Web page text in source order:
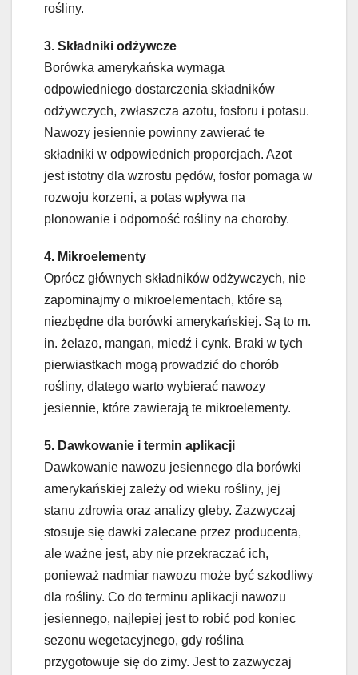
rośliny.
3. Składniki odżywcze
Borówka amerykańska wymaga
odpowiedniego dostarczenia składników
odżywczych, zwłaszcza azotu, fosforu i potasu.
Nawozy jesiennie powinny zawierać te
składniki w odpowiednich proporcjach. Azot
jest istotny dla wzrostu pędów, fosfor pomaga w
rozwoju korzeni, a potas wpływa na
plonowanie i odporność rośliny na choroby.
4. Mikroelementy
Oprócz głównych składników odżywczych, nie
zapominajmy o mikroelementach, które są
niezbędne dla borówki amerykańskiej. Są to m.
in. żelazo, mangan, miedź i cynk. Braki w tych
pierwiastkach mogą prowadzić do chorób
rośliny, dlatego warto wybierać nawozy
jesiennie, które zawierają te mikroelementy.
5. Dawkowanie i termin aplikacji
Dawkowanie nawozu jesiennego dla borówki
amerykańskiej zależy od wieku rośliny, jej
stanu zdrowia oraz analizy gleby. Zazwyczaj
stosuje się dawki zalecane przez producenta,
ale ważne jest, aby nie przekraczać ich,
ponieważ nadmiar nawozu może być szkodliwy
dla rośliny. Co do terminu aplikacji nawozu
jesiennego, najlepiej jest to robić pod koniec
sezonu wegetacyjnego, gdy roślina
przygotowuje się do zimy. Jest to zazwyczaj